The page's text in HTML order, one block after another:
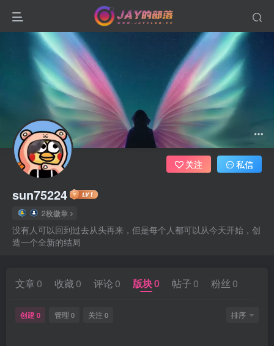
sun75224
2枚徽章
没有人可以回到过去从头再来，但是每个人都可以从今天开始，创
造一个全新的结局
关注 私信
文章 0 收藏 0 评论 0 版块0 帖子 0 粉丝 0
创建 0 管理 0 关注 0 排序